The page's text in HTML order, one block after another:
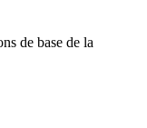
de base de la